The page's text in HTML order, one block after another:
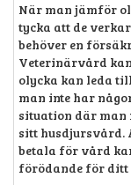
När man jämför
tycka att de
behöver en
Veterinärvård
olycka kan leda
man inte har
situation där man
sitt husdjursvård.
betala för vård
förödande för ditt